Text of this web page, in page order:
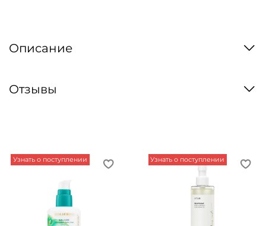
Описание
Отзывы
Узнать о поступлении Узнать о поступлении